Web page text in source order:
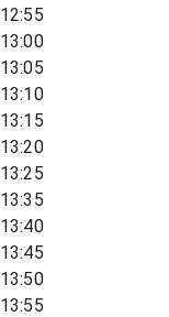
12:55
13:00
13:05
13:10
13:15
13:20
13:25
13:35
13:40
13:45
13:50
13:55